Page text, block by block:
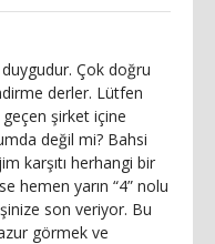
Çok doğru
derler. Lütfen
geçen şirket içine
değil mi? Bahsi
karşıtı herhangi bir
hemen yarın “4” nolu
son veriyor. Bu
görmek ve